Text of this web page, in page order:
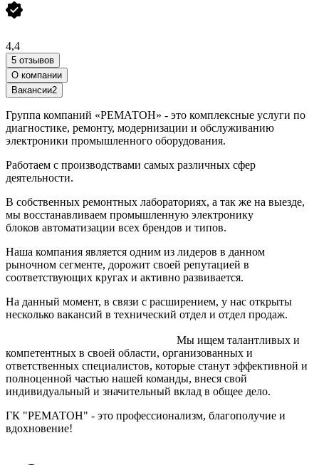
4,4
5 отзывов
О компании
Вакансии2
Группа компаний «РЕМАТОН» - это комплексные услуги по
диагностике, ремонту, модернизации и обслуживанию
электроники промышленного оборудования.
Работаем с производствами самых различных сфер
деятельности.
В собственных ремонтных лабораториях, а так же на выезде,
мы восстанавливаем промышленную электронику
блоков автоматизации всех брендов и типов.
Наша компания является одним из лидеров в данном
рыночном сегменте, дорожит своей репутацией в
соответствующих кругах и активно развивается.
На данный момент, в связи с расширением, у нас открыты
несколько вакансий в технический отдел и отдел продаж.
Мы ищем талантливых и
компетентных в своей области, организованных и
ответственных специалистов, которые станут эффективной и
полноценной частью нашей команды, внеся свой
индивидуальный и значительный вклад в общее дело.
ГК "РЕМАТОН" - это профессионализм, благополучие и
вдохновение!